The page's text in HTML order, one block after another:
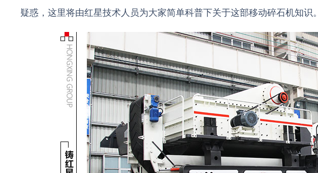
疑惑，这里将由红星技术人员为大家简单科普下关于这部移动碎石机知识。